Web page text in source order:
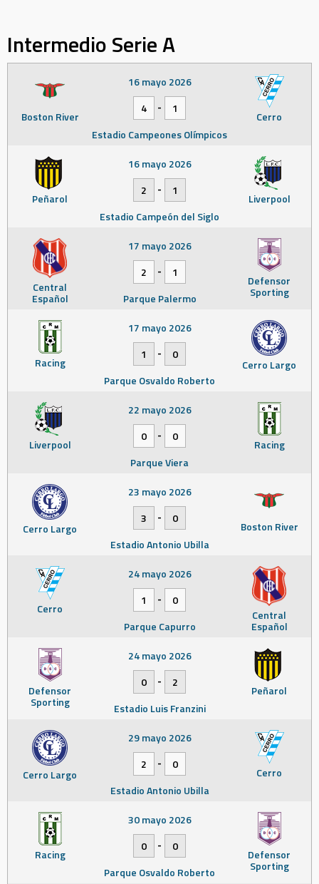
Intermedio Serie A
Boston River Cerro
16 mayo 2026
4
-
1
Estadio Campeones Olímpicos
Peñarol Liverpool
16 mayo 2026
2
-
1
Estadio Campeón del Siglo
Central
Español
Defensor
Sporting
17 mayo 2026
2
-
1
Parque Palermo
Racing Cerro Largo
17 mayo 2026
1
-
0
Parque Osvaldo Roberto
Liverpool Racing
22 mayo 2026
0
-
0
Parque Viera
Cerro Largo Boston River
23 mayo 2026
3
-
0
Estadio Antonio Ubilla
Cerro Central
Español
24 mayo 2026
1
-
0
Parque Capurro
Defensor
Sporting
Peñarol
24 mayo 2026
0
-
2
Estadio Luis Franzini
Cerro Largo Cerro
29 mayo 2026
2
-
0
Estadio Antonio Ubilla
Racing Defensor
Sporting
30 mayo 2026
0
-
0
Parque Osvaldo Roberto